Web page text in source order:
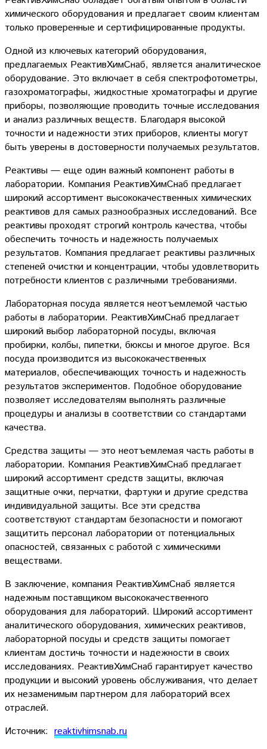
химического оборудования и предлагает своим клиентам
только проверенные и сертифицированные продукты.
Одной из ключевых категорий оборудования,
предлагаемых РеактивХимСнаб, является аналитическое
оборудование. Это включает в себя спектрофотометры,
газохроматографы, жидкостные хроматографы и другие
приборы, позволяющие проводить точные исследования
и анализ различных веществ. Благодаря высокой
точности и надежности этих приборов, клиенты могут
быть уверены в достоверности получаемых результатов.
Реактивы — еще один важный компонент работы в
лаборатории. Компания РеактивХимСнаб предлагает
широкий ассортимент высококачественных химических
реактивов для самых разнообразных исследований. Все
реактивы проходят строгий контроль качества, чтобы
обеспечить точность и надежность получаемых
результатов. Компания предлагает реактивы различных
степеней очистки и концентрации, чтобы удовлетворить
потребности клиентов с различными требованиями.
Лабораторная посуда является неотъемлемой частью
работы в лаборатории. РеактивХимСнаб предлагает
широкий выбор лабораторной посуды, включая
пробирки, колбы, пипетки, бюксы и многое другое. Вся
посуда производится из высококачественных
материалов, обеспечивающих точность и надежность
результатов экспериментов. Подобное оборудование
позволяет исследователям выполнять различные
процедуры и анализы в соответствии со стандартами
качества.
Средства защиты — это неотъемлемая часть работы в
лаборатории. Компания РеактивХимСнаб предлагает
широкий ассортимент средств защиты, включая
защитные очки, перчатки, фартуки и другие средства
индивидуальной защиты. Все эти средства
соответствуют стандартам безопасности и помогают
защитить персонал лаборатории от потенциальных
опасностей, связанных с работой с химическими
веществами.
В заключение, компания РеактивХимСнаб является
надежным поставщиком высококачественного
оборудования для лабораторий. Широкий ассортимент
аналитического оборудования, химических реактивов,
лабораторной посуды и средств защиты помогает
клиентам достичь точности и надежности в своих
исследованиях. РеактивХимСнаб гарантирует качество
продукции и высокий уровень обслуживания, что делает
их незаменимым партнером для лабораторий всех
отраслей.
Источник: reaktivhimsnab.ru